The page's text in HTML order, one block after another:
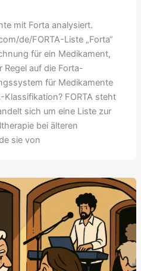
mit Forta analysiert.
de/FORTA-Liste „Forta“
für ein Medikament,
auf die Forta-
für Medikamente
Klassifikation? FORTA steht
sich um eine Liste zur
bei älteren
sie von